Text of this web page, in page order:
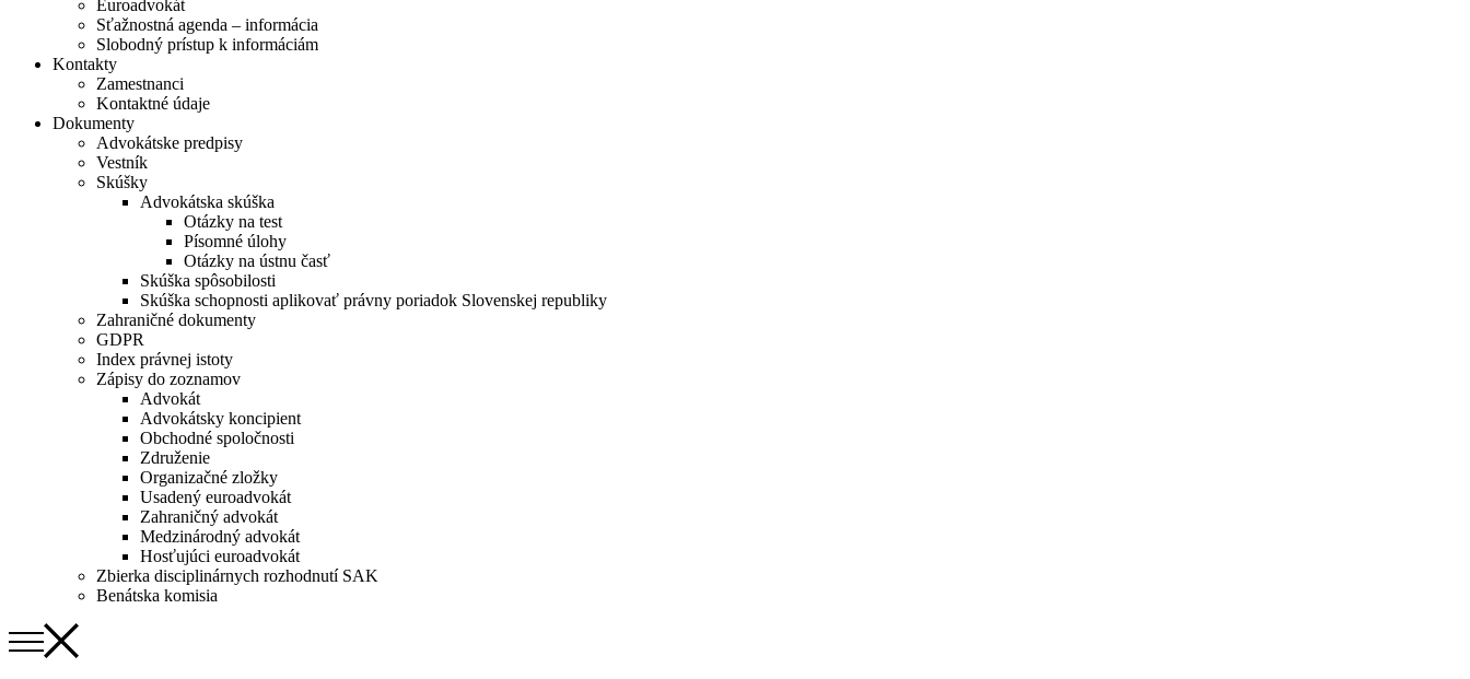
Euroadvokát
Sťažnostná agenda – informácia
Slobodný prístup k informáciám
Kontakty
Zamestnanci
Kontaktné údaje
Dokumenty
Advokátske predpisy
Vestník
Skúšky
Advokátska skúška
Otázky na test
Písomné úlohy
Otázky na ústnu časť
Skúška spôsobilosti
Skúška schopnosti aplikovať právny poriadok Slovenskej republiky
Zahraničné dokumenty
GDPR
Index právnej istoty
Zápisy do zoznamov
Advokát
Advokátsky koncipient
Obchodné spoločnosti
Združenie
Organizačné zložky
Usadený euroadvokát
Zahraničný advokát
Medzinárodný advokát
Hosťujúci euroadvokát
Zbierka disciplinárnych rozhodnutí SAK
Benátska komisia